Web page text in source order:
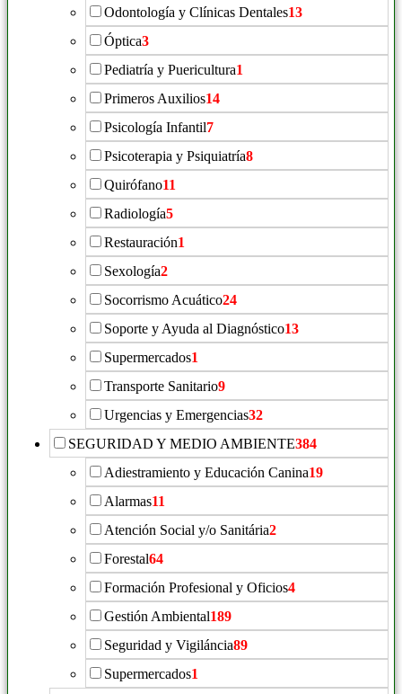
Odontología y Clínicas Dentales13
Óptica3
Pediatría y Puericultura1
Primeros Auxilios14
Psicología Infantil7
Psicoterapia y Psiquiatría8
Quirófano11
Radiología5
Restauración1
Sexología2
Socorrismo Acuático24
Soporte y Ayuda al Diagnóstico13
Supermercados1
Transporte Sanitario9
Urgencias y Emergencias32
SEGURIDAD Y MEDIO AMBIENTE384
Adiestramiento y Educación Canina19
Alarmas11
Atención Social y/o Sanitária2
Forestal64
Formación Profesional y Oficios4
Gestión Ambiental189
Seguridad y Vigiláncia89
Supermercados1